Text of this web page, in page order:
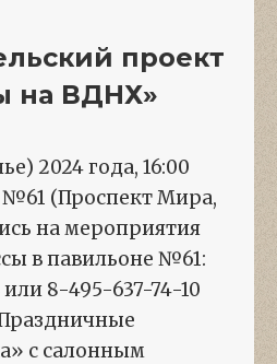
проект
на ВДНХ»
2024 года, 16:00
(Проспект Мира,
на мероприятия
в павильоне №61:
8-495-637-74-10
с салонным